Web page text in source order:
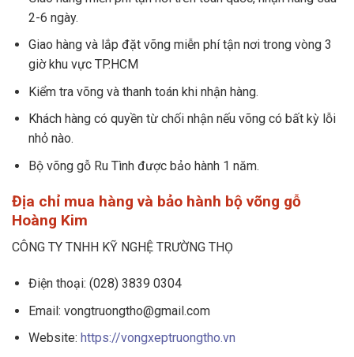
2-6 ngày.
Giao hàng và lắp đặt võng miễn phí tận nơi trong vòng 3
giờ khu vực TP.HCM
Kiểm tra võng và thanh toán khi nhận hàng.
Khách hàng có quyền từ chối nhận nếu võng có bất kỳ lỗi
nhỏ nào.
Bộ võng gỗ Ru Tình được bảo hành 1 năm.
Địa chỉ mua hàng và bảo hành bộ võng gỗ
Hoàng Kim
CÔNG TY TNHH KỸ NGHỆ TRƯỜNG THỌ
Điện thoại: (028) 3839 0304
Email: vongtruongtho@gmail.com
Website: https://vongxeptruongtho.vn